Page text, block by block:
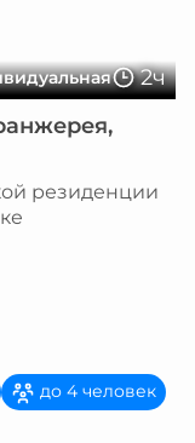
2ч
резиденции
до 4 человек